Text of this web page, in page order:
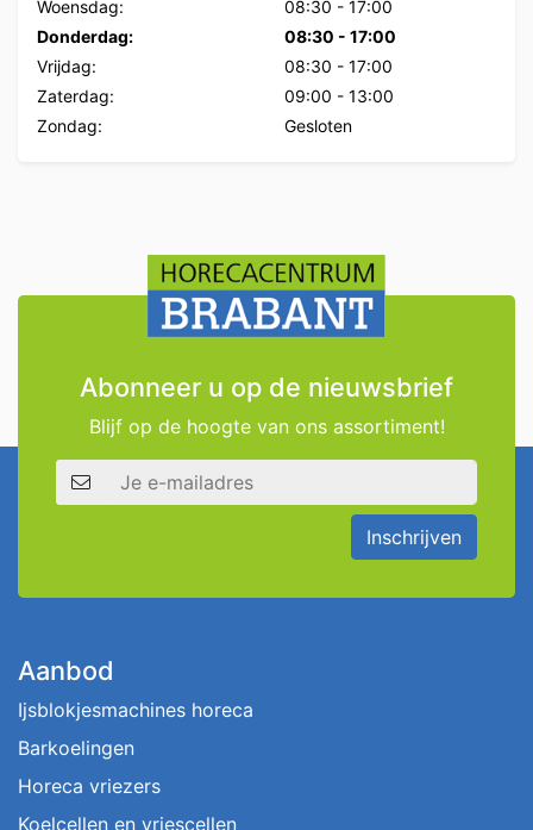
Woensdag:
08:30 - 17:00
Donderdag:
08:30 - 17:00
Vrijdag:
08:30 - 17:00
Zaterdag:
09:00 - 13:00
Zondag:
Gesloten
Abonneer u op de nieuwsbrief
Blijf op de hoogte van ons assortiment!
E-mailadres
Inschrijven
Aanbod
Ijsblokjesmachines horeca
Barkoelingen
Horeca vriezers
Koelcellen en vriescellen